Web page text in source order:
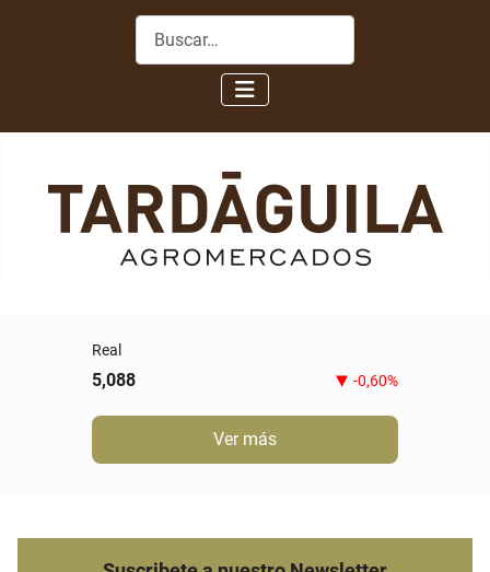
Buscar
Novillo gordo especial
5,80 0,00%
Ver más